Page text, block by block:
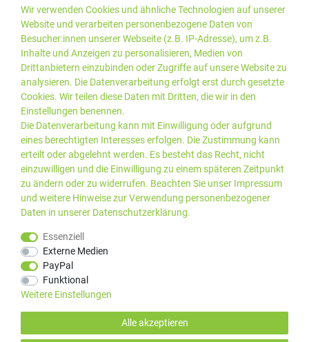
MwSt. zzgl.Versandkosten
Kundenbewertungen von Trusted Shops
Wir verwenden Cookies und ähnliche Technologien auf unserer
Website und verarbeiten personenbezogene Daten von
Besucher:innen unserer Webseite (z.B. IP-Adresse), um z.B.
Inhalte und Anzeigen zu personalisieren, Medien von
Drittanbietern einzubinden oder Zugriffe auf unsere Website zu
analysieren. Die Datenverarbeitung erfolgt erst durch gesetzte
Cookies. Wir teilen diese Daten mit Dritten, die wir in den
Einstellungen benennen.
Die Datenverarbeitung kann mit Einwilligung oder aufgrund
eines berechtigten Interesses erfolgen. Die Zustimmung kann
erteilt oder abgelehnt werden. Es besteht das Recht, nicht
einzuwilligen und die Einwilligung zu einem späteren Zeitpunkt
zu ändern oder zu widerrufen. Beachten Sie unser Impressum
und weitere Hinweise zur Verwendung personenbezogener
Daten in unserer Daten­schutz­erklärung.
Essenziell
Externe Medien
PayPal
Funktional
Weitere Einstellungen
Alle akzeptieren